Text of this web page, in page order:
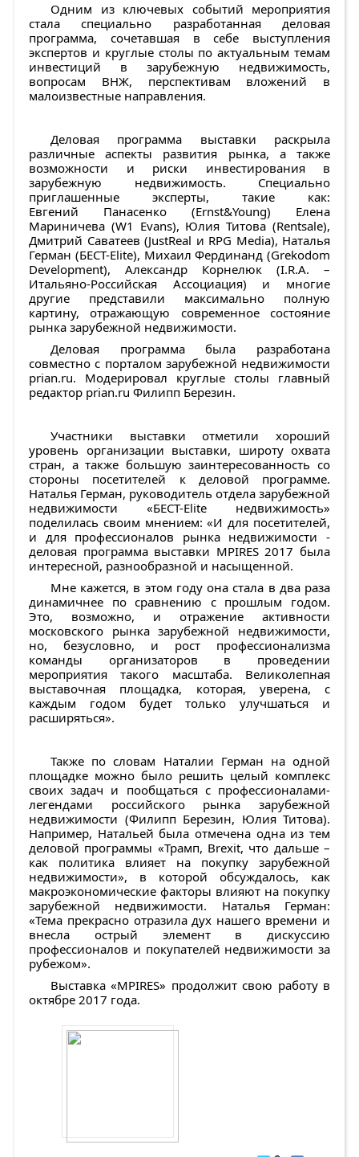
Одним из ключевых событий мероприятия
стала специально разработанная деловая
программа, сочетавшая в себе выступления
экспертов и круглые столы по актуальным темам
инвестиций в зарубежную недвижимость,
вопросам ВНЖ, перспективам вложений в
малоизвестные направления.
Деловая программа выставки раскрыла
различные аспекты развития рынка, а также
возможности и риски инвестирования в
зарубежную недвижимость. Специально
приглашенные эксперты, такие как:
Евгений Панасенко (Ernst&Young) Елена
Мариничева (W1 Evans), Юлия Титова (Rentsale),
Дмитрий Саватеев (JustReal и RPG Media), Наталья
Герман (БЕСТ-Elite), Михаил Фердинанд (Grekodom
Development), Александр Корнелюк (I.R.A. –
Итальяно-Российская Ассоциация) и многие
другие представили максимально полную
картину, отражающую современное состояние
рынка зарубежной недвижимости.
Деловая программа была разработана
совместно с порталом зарубежной недвижимости
prian.ru. Модерировал круглые столы главный
редактор prian.ru Филипп Березин.
Участники выставки отметили хороший
уровень организации выставки, широту охвата
стран, а также большую заинтересованность со
стороны посетителей к деловой программе.
Наталья Герман, руководитель отдела зарубежной
недвижимости «БЕСТ-Elite недвижимость»
поделилась своим мнением: «И для посетителей,
и для профессионалов рынка недвижимости -
деловая программа выставки MPIRES 2017 была
интересной, разнообразной и насыщенной.
Мне кажется, в этом году она стала в два раза
динамичнее по сравнению с прошлым годом.
Это, возможно, и отражение активности
московского рынка зарубежной недвижимости,
но, безусловно, и рост профессионализма
команды организаторов в проведении
мероприятия такого масштаба. Великолепная
выставочная площадка, которая, уверена, с
каждым годом будет только улучшаться и
расширяться».
Также по словам Наталии Герман на одной
площадке можно было решить целый комплекс
своих задач и пообщаться с профессионалами-
легендами российского рынка зарубежной
недвижимости (Филипп Березин, Юлия Титова).
Например, Натальей была отмечена одна из тем
деловой программы «Трамп, Brexit, что дальше –
как политика влияет на покупку зарубежной
недвижимости», в которой обсуждалось, как
макроэкономические факторы влияют на покупку
зарубежной недвижимости. Наталья Герман:
«Тема прекрасно отразила дух нашего времени и
внесла острый элемент в дискуссию
профессионалов и покупателей недвижимости за
рубежом».
Выставка «MPIRES» продолжит свою работу в
октябре 2017 года.